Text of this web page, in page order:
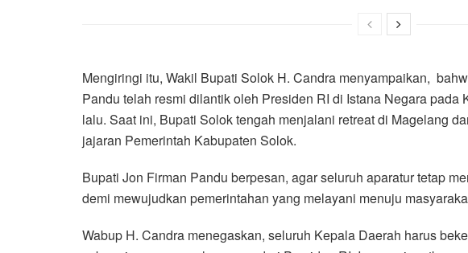
Mengiringi itu, Wakil Bupati Solok H. Candra menyampaikan,
Pandu telah resmi dilantik oleh Presiden RI di Istana Negara pada
lalu. Saat ini, Bupati Solok tengah menjalani retreat di Magelang
jajaran Pemerintah Kabupaten Solok.
Bupati Jon Firman Pandu berpesan, agar seluruh aparatur tetap
demi mewujudkan pemerintahan yang melayani menuju
Wabup H. Candra menegaskan, seluruh Kepala Daerah harus